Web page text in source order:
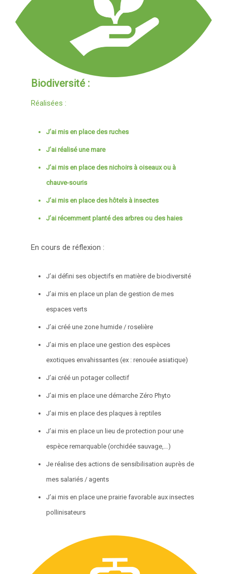
Biodiversité :
Réalisées :
J’ai mis en place des ruches
J’ai réalisé une mare
J’ai mis en place des nichoirs à oiseaux ou à
chauve-souris
J’ai mis en place des hôtels à insectes
J’ai récemment planté des arbres ou des haies
En cours de réflexion :
J’ai défini ses objectifs en matière de biodiversité
J’ai mis en place un plan de gestion de mes
espaces verts
J’ai créé une zone humide / roselière
J’ai mis en place une gestion des espèces
exotiques envahissantes (ex : renouée asiatique)
J’ai créé un potager collectif
J’ai mis en place une démarche Zéro Phyto
J’ai mis en place des plaques à reptiles
J’ai mis en place un lieu de protection pour une
espèce remarquable (orchidée sauvage,…)
Je réalise des actions de sensibilisation auprès de
mes salariés / agents
J’ai mis en place une prairie favorable aux insectes
pollinisateurs